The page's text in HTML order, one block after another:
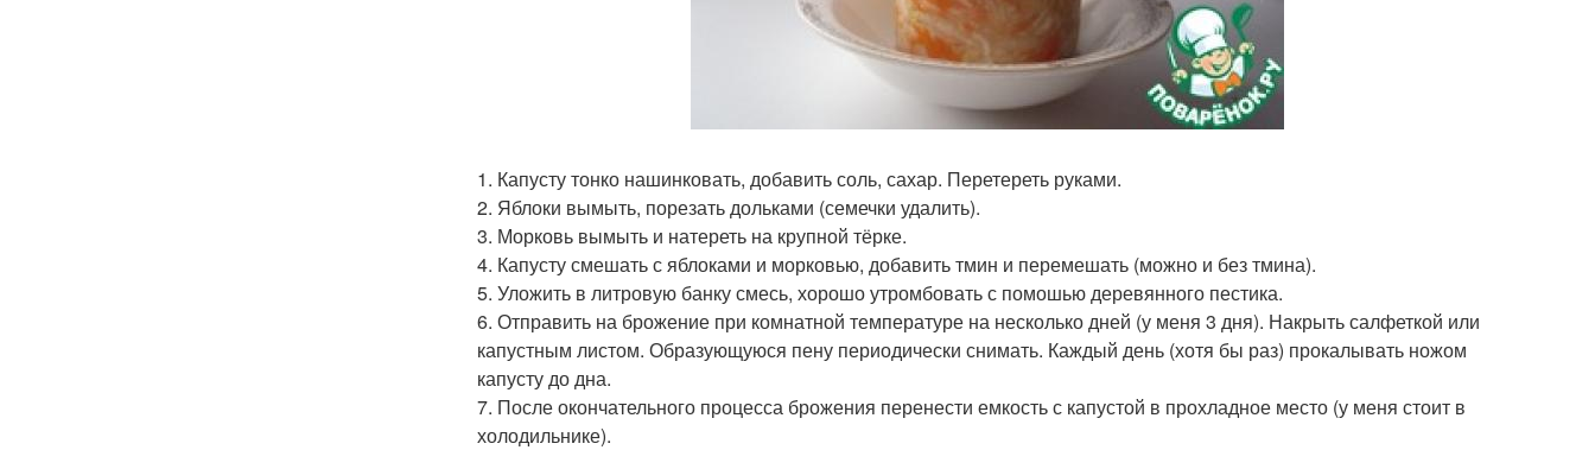
1. Капусту тонко нашинковать, добавить соль, сахар. Перетереть руками.
2. Яблоки вымыть, порезать дольками (семечки удалить).
3. Морковь вымыть и натереть на крупной тёрке.
4. Капусту смешать с яблоками и морковью, добавить тмин и перемешать (можно и без тмина).
5. Уложить в литровую банку смесь, хорошо утромбовать с помошью деревянного пестика.
6. Отправить на брожение при комнатной температуре на несколько дней (у меня 3 дня). Накрыть салфеткой или
капустным листом. Образующуюся пену периодически снимать. Каждый день (хотя бы раз) прокалывать ножом
капусту до дна.
7. После окончательного процесса брожения перенести емкость с капустой в прохладное место (у меня стоит в
холодильнике).